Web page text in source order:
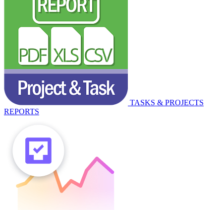
TASKS & PROJECTS
REPORTS